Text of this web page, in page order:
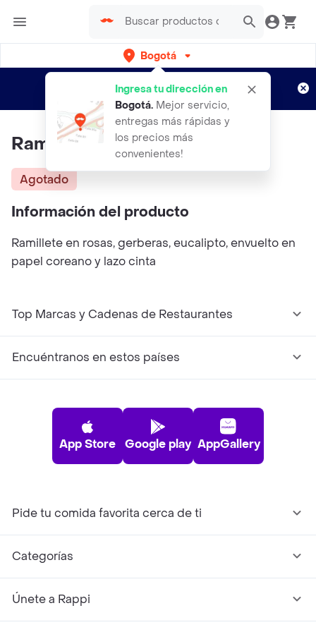
Bogotá
Ingresa tu dirección en
Bogotá. Mejor servicio,
entregas más rápidas y
los precios más
convenientes!
envíos gratis por semanas
Aplican TyC
Ramillete Loren
Agotado
Información del producto
Ramillete en rosas, gerberas, eucalipto, envuelto en
papel coreano y lazo cinta
Top Marcas y Cadenas de Restaurantes
Encuéntranos en estos países
App Store Google play AppGallery
Pide tu comida favorita cerca de ti
Categorías
Únete a Rappi